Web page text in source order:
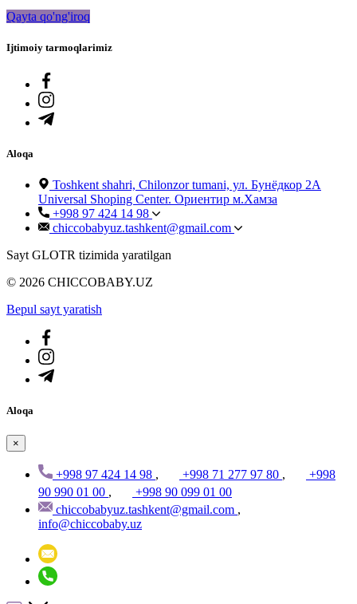
Qayta qo'ng'iroq
Ijtimoiy tarmoqlarimiz
Aloqa
Toshkent shahri, Chilonzor tumani, ул. Бунёдкор 2А
Universal Shoping Center. Ориентир м.Хамза
+998 97 424 14 98
chiccobabyuz.tashkent@gmail.com
Sayt GLOTR tizimida yaratilgan
© 2026 CHICCOBABY.UZ
Bepul sayt yaratish
Aloqa
×
+998 97 424 14 98 , +998 71 277 97 80 ,
+998
90 990 01 00 ,
+998 90 099 01 00
chiccobabyuz.tashkent@gmail.com ,
info@chiccobaby.uz